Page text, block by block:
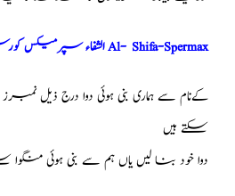
الشفاء سپرمیکس کورس Al- Shifa-Spermax
کےنام سے ہماری بنی ہوئی دوا درج ذیل
سکتے ہیں
دوا خود بنا لیں یاں ہم سے بنی ہوئی منگوا